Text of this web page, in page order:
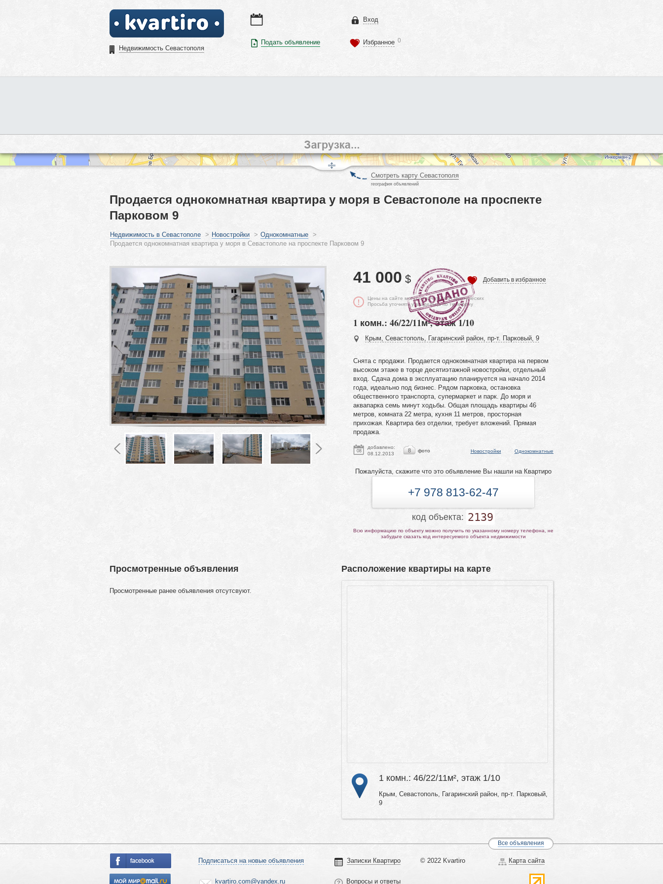
Недвижимость Севастополя
Подать объявление
Вход
Избранное 0
Смотреть карту Севастополя
география объявлений
Продается однокомнатная квартира у моря в Севастополе на проспекте
Парковом 9
Недвижимость в Севастополе > Новостройки > Однокомнатные >
Продается однокомнатная квартира у моря в Севастополе на проспекте Парковом 9
41 000 $ Добавить в избранное
Цены на сайте могут отличаться от фактических
Просьба уточнять у владельца по телефону
1 комн.: 46/22/11м², этаж 1/10
Крым, Севастополь, Гагаринский район, пр-т. Парковый, 9
Снята с продажи. Продается однокомнатная квартира на первом
высоком этаже в торце десятиэтажной новостройки, отдельный
вход. Сдача дома в эксплуатацию планируется на начало 2014
года, идеально под бизнес. Рядом парковка, остановка
общественного транспорта, супермаркет и парк. До моря и
аквапарка семь минут ходьбы. Общая площадь квартиры 46
метров, комната 22 метра, кухня 11 метров, просторная
прихожая. Квартира без отделки, требует вложений. Прямая
продажа.
08
добавлено:
08.12.2013
8 фото Новостройки Однокомнатные
Пожалуйста, скажите что это объявление Вы нашли на Квартиро
+7 978 813-62-47
код объекта: 2139
Всю информацию по объекту можно получить по указанному номеру телефона, не
забудьте сказать код интересуемого объекта недвижимости
Расположение квартиры на карте
1 комн.: 46/22/11м², этаж 1/10
Крым, Севастополь, Гагаринский район, пр-т. Парковый,
9
Просмотренные объявления
Просмотренные ранее объявления отсутсвуют.
Все объявления
Подписаться на новые объявления
kvartiro.com@yandex.ru
Записки Квартиро
Вопросы и ответы
© 2022 Kvartiro Карта сайта